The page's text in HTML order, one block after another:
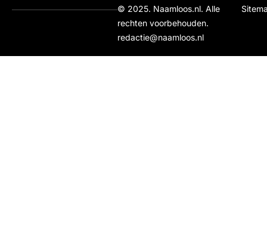
© 2025. Naamloos.nl. Alle
rechten voorbehouden.
redactie@naamloos.nl